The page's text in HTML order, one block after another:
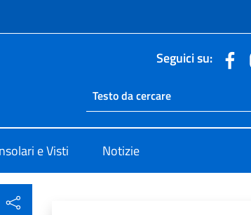
Seguici su:
Ricerca sito
Cerca nel sito
e Visti Notizie